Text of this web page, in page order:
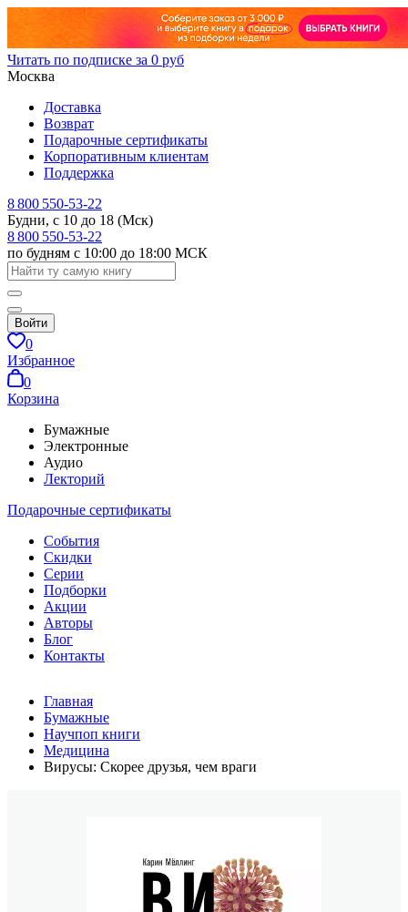
Читать по подписке за 0 руб
Москва
Доставка
Возврат
Подарочные сертификаты
Корпоративным клиентам
Поддержка
8 800 550-53-22
Будни, с 10 до 18 (Мск)
8 800 550-53-22
по будням с 10:00 до 18:00 МСК
Войти
0
Избранное
0
Корзина
Бумажные
Электронные
Аудио
Лекторий
Подарочные сертификаты
События
Скидки
Серии
Подборки
Акции
Авторы
Блог
Контакты
Главная
Бумажные
Научпоп книги
Медицина
Вирусы: Скорее друзья, чем враги